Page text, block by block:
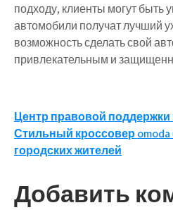
подходу, клиенты могут быть
автомобили получат лучший
возможность сделать свой
привлекательным и
Навигация
по
Центр правовой
Стильный кроссовер
городских жителей
Добавить